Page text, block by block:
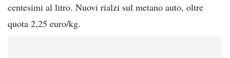
centesimi al litro. Nuovi rialzi sul metano auto, oltre
quota 2,25 euro/kg.